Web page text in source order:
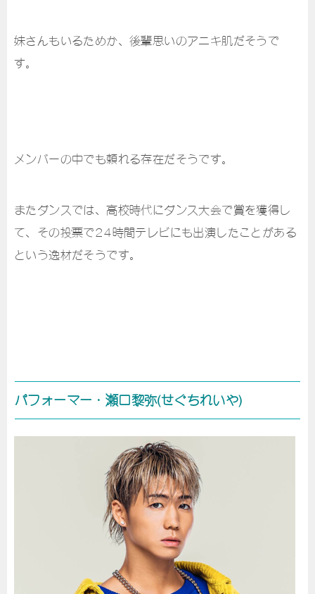
妹さんもいるためか、後輩思いのアニキ肌だそうで
す。
メンバーの中でも頼れる存在だそうです。
またダンスでは、高校時代にダンス大会で賞を獲得し
て、その投票で24時間テレビにも出演したことがある
という逸材だそうです。
パフォーマー・瀬口黎弥(せぐちれいや)